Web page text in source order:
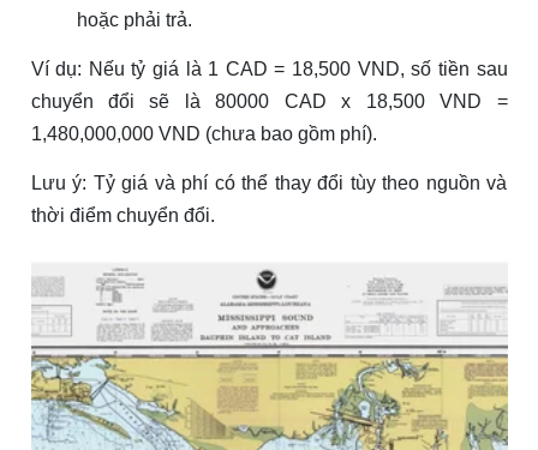
hoặc phải trả.
Ví dụ: Nếu tỷ giá là 1 CAD = 18,500 VND, số tiền sau
chuyển đổi sẽ là 80000 CAD x 18,500 VND =
1,480,000,000 VND (chưa bao gồm phí).
Lưu ý: Tỷ giá và phí có thể thay đổi tùy theo nguồn và
thời điểm chuyển đổi.